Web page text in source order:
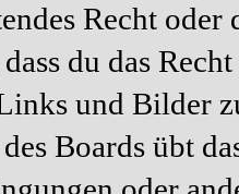
Recht
du das
und Bilder
Boards übt